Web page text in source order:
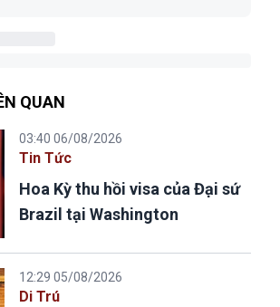
QUAN
03:40 06/08/2026
Tin Tức
Hoa Kỳ thu hồi visa của Đại sứ
Brazil tại Washington
12:29 05/08/2026
Di Trú